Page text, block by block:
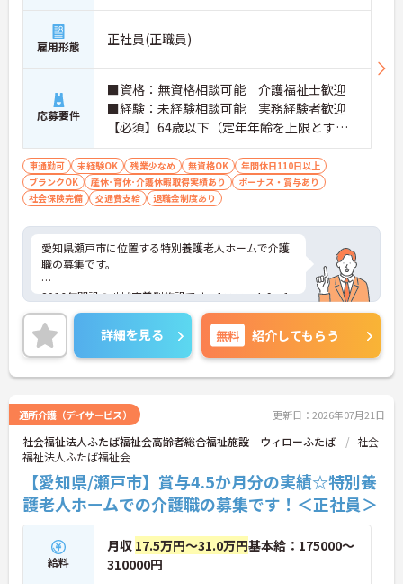
雇用形態 正社員(正職員)
応募要件
■資格：無資格相談可能 介護福祉士歓迎
■経験：未経験相談可能 実務経験者歓迎
【必須】64歳以下（定年年齢を上限とする
ため）
車通勤可 未経験OK 残業少なめ 無資格OK
年間休日110日以上
ブランクOK
産休･育休･介護休暇取得実績あり
ボーナス・賞与あり
社会保険完備
交通費支給 退職金制度あり
愛知県瀬戸市に位置する特別養護老人ホームで介護
職の募集です。
2016年開設の地域密着型施設です。1ユニット9～1
0名の少人数ケアを実践しており、ご利用者さま一
人ひとりに寄り添った支援ができます。
年間休日115日、残業は月5時間程度と少なく、ワー
クライフバランスを大切にしながら働ける環境で
す。
す。
■ 少人数ケアに集中できる環境
利用者さまとじっくり関われる環境です
・地域密着型特別養護老人ホーム
・1ユニット9～10名の少人数体制
・生活支援を中心とした介護業務
→ 一人ひとりに寄り添った介護を実践できます♪
詳細を見る 無料 紹介してもらう
通所介護（デイサービス） 更新日：2026年07月21日
社会福祉法人ふたば福祉会高齢者総合福祉施設 ウィローふたば
社会
福祉法人ふたば福祉会
【愛知県/瀬戸市】賞与4.5か月分の実績☆特別養
護老人ホームでの介護職の募集です！＜正社員＞
給料
月収 17.5万円～31.0万円基本給：175000～
310000円